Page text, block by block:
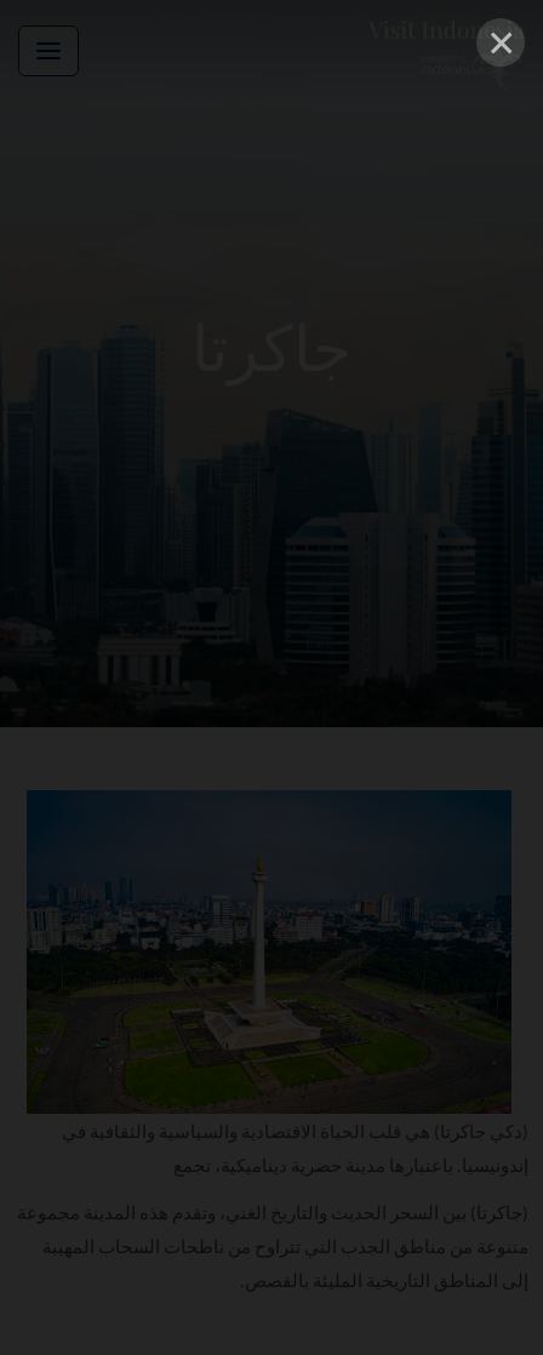
×
(دكي جاكرتا) هي قلب الحياة الاقتصادية والسياسية والثقافية في
إندونيسيا. باعتبارها مدينة حضرية ديناميكية، تجمع
(جاكرتا) بين السحر الحديث والتاريخ الغني، وتقدم هذه المدينة مجموعة
متنوعة من مناطق الجذب التي تتراوح من ناطحات السحاب المهيبة
إلى المناطق التاريخية المليئة بالقصص.